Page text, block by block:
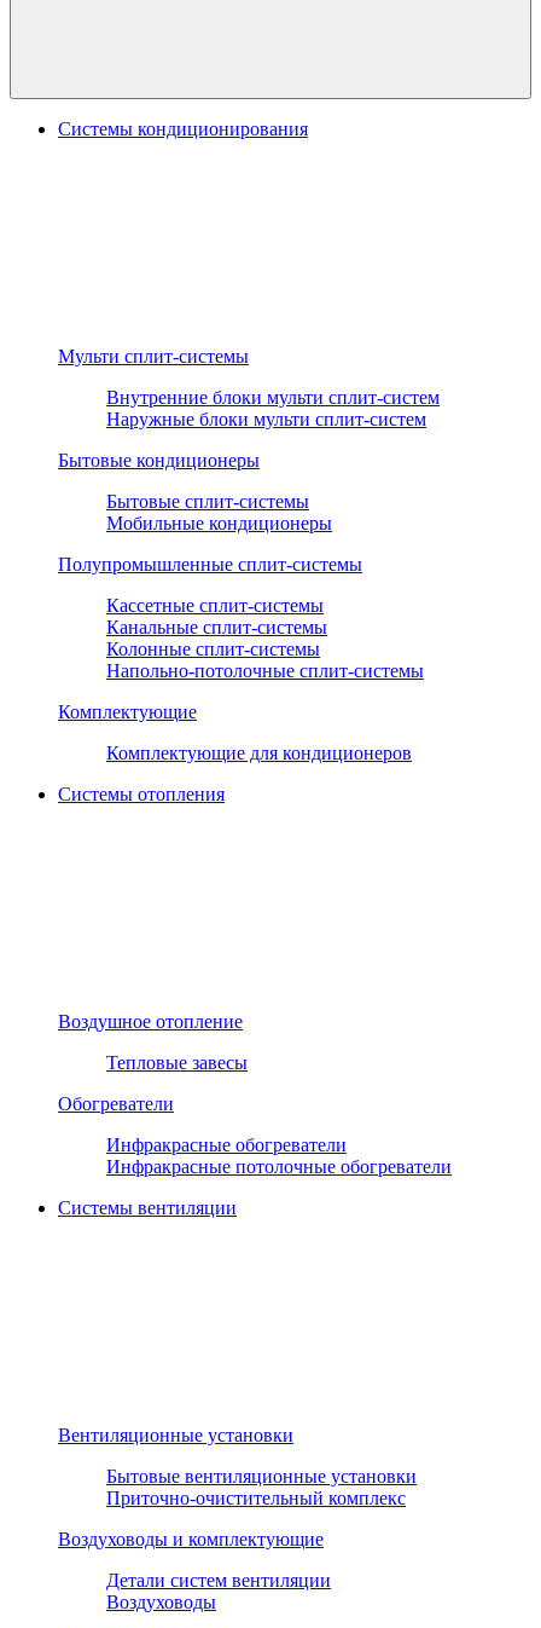
Системы кондиционирования
Мульти сплит-системы
Внутренние блоки мульти сплит-систем
Наружные блоки мульти сплит-систем
Бытовые кондиционеры
Бытовые сплит-системы
Мобильные кондиционеры
Полупромышленные сплит-системы
Кассетные сплит-системы
Канальные сплит-системы
Колонные сплит-системы
Напольно-потолочные сплит-системы
Комплектующие
Комплектующие для кондиционеров
Системы отопления
Воздушное отопление
Тепловые завесы
Обогреватели
Инфракрасные обогреватели
Инфракрасные потолочные обогреватели
Системы вентиляции
Вентиляционные установки
Бытовые вентиляционные установки
Приточно-очистительный комплекс
Воздуховоды и комплектующие
Детали систем вентиляции
Воздуховоды